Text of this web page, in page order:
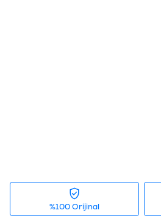
%100 Orijinal